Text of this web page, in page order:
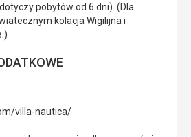
pobytów od 6 dni). (Dla
kolacja Wigilijna i
villa-nautica/